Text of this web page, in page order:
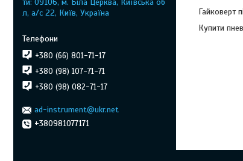
Гайковерт
Купити
л, а/с 22, Київ, Україна
+380 (66) 801-71-17
+380 (98) 107-71-71
+380 (98) 082-71-17
ad-instrument@ukr.net
+380981077171